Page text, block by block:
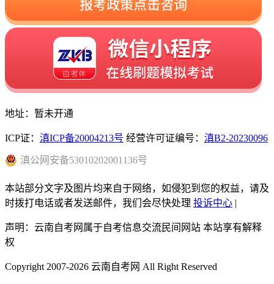
地址：暂未开通
ICP证： 滇ICP备20004213号 经营许可证编号： 滇B2-20230096
滇公网安备53010202001136号
本站部分文字及图片均来自于网络，如侵犯到您的权益，请及
时拨打电话或者发送邮件，我们会尽快处理 投诉中心 |
声明：云南自考网属于自考信息交流民间网站 本站享有解释
权
Copyright 2007-2026 云南自考网 All Right Reserved